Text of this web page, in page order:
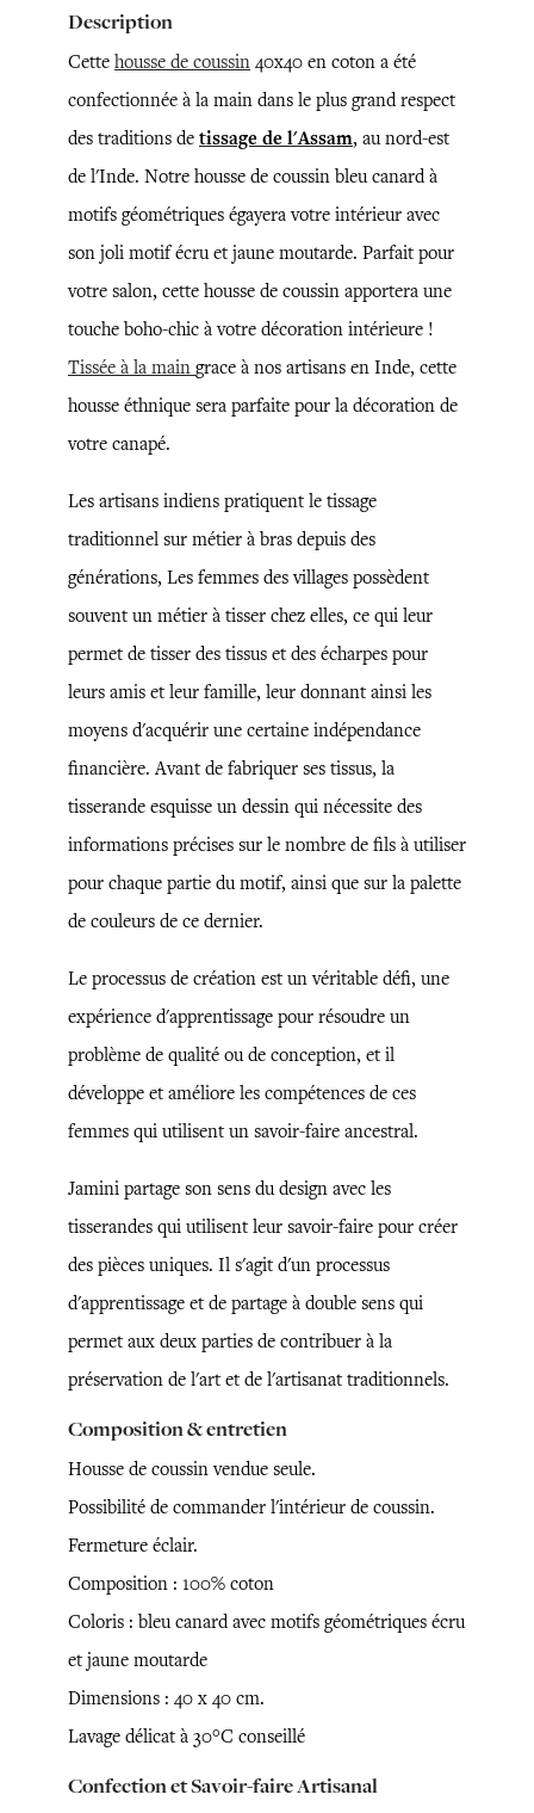
Description
Cette housse de coussin 40x40 en coton a été
confectionnée à la main dans le plus grand respect
des traditions de tissage de l'Assam, au nord-est
de l'Inde. Notre housse de coussin bleu canard à
motifs géométriques égayera votre intérieur avec
son joli motif écru et jaune moutarde. Parfait pour
votre salon, cette housse de coussin apportera une
touche boho-chic à votre décoration intérieure !
Tissée à la main grace à nos artisans en Inde, cette
housse éthnique sera parfaite pour la décoration de
votre canapé.
Les artisans indiens pratiquent le tissage
traditionnel sur métier à bras depuis des
générations, Les femmes des villages possèdent
souvent un métier à tisser chez elles, ce qui leur
permet de tisser des tissus et des écharpes pour
leurs amis et leur famille, leur donnant ainsi les
moyens d'acquérir une certaine indépendance
financière. Avant de fabriquer ses tissus, la
tisserande esquisse un dessin qui nécessite des
informations précises sur le nombre de fils à utiliser
pour chaque partie du motif, ainsi que sur la palette
de couleurs de ce dernier.
Le processus de création est un véritable défi, une
expérience d'apprentissage pour résoudre un
problème de qualité ou de conception, et il
développe et améliore les compétences de ces
femmes qui utilisent un savoir-faire ancestral.
Jamini partage son sens du design avec les
tisserandes qui utilisent leur savoir-faire pour créer
des pièces uniques. Il s'agit d'un processus
d'apprentissage et de partage à double sens qui
permet aux deux parties de contribuer à la
préservation de l'art et de l'artisanat traditionnels.
Composition & entretien
Housse de coussin vendue seule.
Possibilité de commander l'intérieur de coussin.
Fermeture éclair.
Composition : 100% coton
Coloris : bleu canard avec motifs géométriques écru
et jaune moutarde
Dimensions : 40 x 40 cm.
Lavage délicat à 30°C conseillé
Confection et Savoir-faire Artisanal